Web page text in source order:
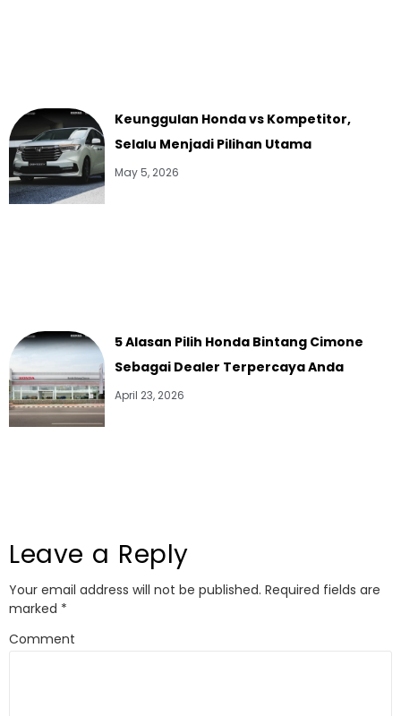
Keunggulan Honda vs Kompetitor,
Selalu Menjadi Pilihan Utama
May 5, 2026
5 Alasan Pilih Honda Bintang Cimone
Sebagai Dealer Terpercaya Anda
April 23, 2026
Leave a Reply
Your email address will not be published. Required fields are
marked *
Comment